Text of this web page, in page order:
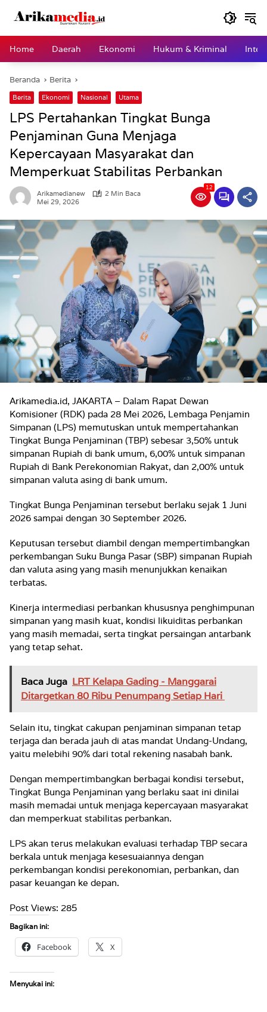
Home
Daerah Ekonomi Hukum & Kriminal
Beranda Berita
Berita Ekonomi Nasional Utama
LPS Pertahankan Tingkat Bunga
Penjaminan Guna Menjaga
Kepercayaan Masyarakat dan
Memperkuat Stabilitas Perbankan
Arikamedianew
2 Min Baca
Mei 29, 2026
12
Arikamedia.id, JAKARTA – Dalam Rapat Dewan
Komisioner (RDK) pada 28 Mei 2026, Lembaga Penjamin
Simpanan (LPS) memutuskan untuk mempertahankan
Tingkat Bunga Penjaminan (TBP) sebesar 3,50% untuk
simpanan Rupiah di bank umum, 6,00% untuk simpanan
Rupiah di Bank Perekonomian Rakyat, dan 2,00% untuk
simpanan valuta asing di bank umum.
Tingkat Bunga Penjaminan tersebut berlaku sejak 1 Juni
2026 sampai dengan 30 September 2026.
Keputusan tersebut diambil dengan mempertimbangkan
perkembangan Suku Bunga Pasar (SBP) simpanan Rupiah
dan valuta asing yang masih menunjukkan kenaikan
terbatas.
Kinerja intermediasi perbankan khususnya penghimpunan
simpanan yang masih kuat, kondisi likuiditas perbankan
yang masih memadai, serta tingkat persaingan antarbank
yang tetap sehat.
Baca Juga LRT Kelapa Gading - Manggarai
Ditargetkan 80 Ribu Penumpang Setiap Hari
Selain itu, tingkat cakupan penjaminan simpanan tetap
terjaga dan berada jauh di atas mandat Undang-Undang,
yaitu melebihi 90% dari total rekening nasabah bank.
Dengan mempertimbangkan berbagai kondisi tersebut,
Tingkat Bunga Penjaminan yang berlaku saat ini dinilai
masih memadai untuk menjaga kepercayaan masyarakat
dan memperkuat stabilitas perbankan.
LPS akan terus melakukan evaluasi terhadap TBP secara
berkala untuk menjaga kesesuaiannya dengan
perkembangan kondisi perekonomian, perbankan, dan
pasar keuangan ke depan.
Post Views: 285
Bagikan ini:
Facebook X
Menyukai ini: